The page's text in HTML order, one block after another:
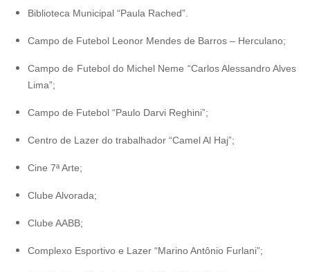
Biblioteca Municipal “Paula Rached”.
Campo de Futebol Leonor Mendes de Barros – Herculano;
Campo de Futebol do Michel Neme “Carlos Alessandro Alves
Lima”;
Campo de Futebol “Paulo Darvi Reghini”;
Centro de Lazer do trabalhador “Camel Al Haj”;
Cine 7ª Arte;
Clube Alvorada;
Clube AABB;
Complexo Esportivo e Lazer “Marino Antônio Furlani”;